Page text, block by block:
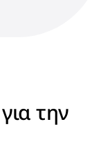
την